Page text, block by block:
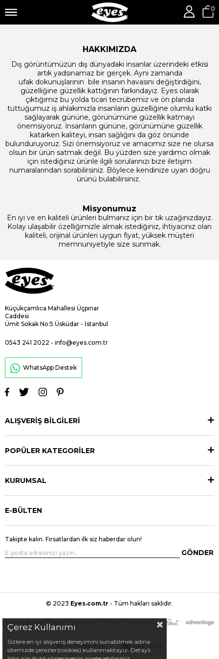
0
HAKKIMIZDA
Dış görüntümüzün dış dünyadaki insanlar üzerindeki etkisi
artık yadsınamaz bir gerçek. Aynı zamanda
ufak dokunuşlarının bile insanın havasını değiştirdiğini,
güzelliğine güzellik kattığının farkındayız. Eyes olarak
çıktığımız bu yolda ticari tecrübemiz ve ön planda
tuttuğumuz iş ahlakımızla insanların güzelliğine olumlu katkı
sağlayarak gününe, görünümüne güzellik katmayı
önemsiyoruz. İnsanların gününe, görünümüne güzellik
katarken kaliteyi, insan sağlığını da göz önünde
bulunduruyoruz. Sizi önemsiyoruz ve amacımız size ne olursa
olsun bir ürün satmak değil. Bu yüzden size yardımcı olmak
için istediğiniz ürünle ilgili sorularınızı bize iletişim
numaralarından sorabilirsiniz. Böylece kendinize uyan doğru
ürünü bulabilirsiniz.
Misyonumuz
En iyi ve en kaliteli ürünleri bulmanız için bir tık uzağınızdayız.
Kolay ulaşabilir özelliğimizle almak istediğiniz, ihtiyacınız olan
kaliteli, orijinal ürünleri uygun fiyat, yüksek müşteri
memnuniyetiyle size sunmak.
Küçükçamlıca Mahallesi Üçpınar
Caddesi
Ümit Sokak No:5 Üsküdar - İstanbul
0543 241 2022 - info@eyes.com.tr
WhatsApp Destek
ALIŞVERİŞ BİLGİLERİ
POPÜLER KATEGORİLER
KURUMSAL
E-BÜLTEN
Takipte kalın. Fırsatlardan ilk siz haberdar olun!
GÖNDER
© 2023 Eyes.com.tr - Tüm hakları saklıdır.
Google Play App Store
Çerez Kullanımı
Sizlere en iyi alışveriş deneyimini sunabilmek adına
sitemizde çerezler(cookies) kullanmaktayız. Detaylı